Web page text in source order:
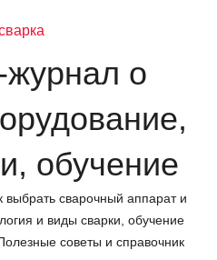
о
обучение
выбрать сварочный аппарат и
и виды сварки, обучение
советы и справочник